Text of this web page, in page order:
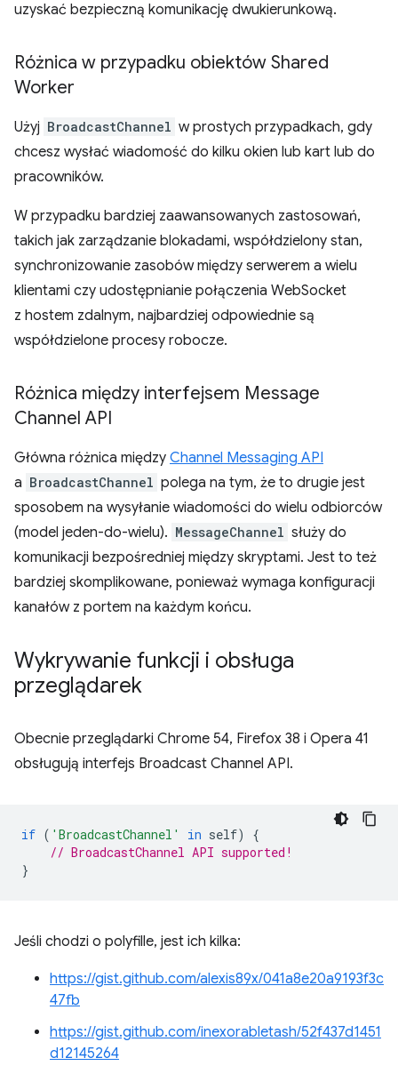
uzyskać bezpieczną komunikację dwukierunkową.
Różnica w przypadku obiektów Shared
Worker
Użyj BroadcastChannel w prostych przypadkach, gdy
chcesz wysłać wiadomość do kilku okien lub kart lub do
pracowników.
W przypadku bardziej zaawansowanych zastosowań,
takich jak zarządzanie blokadami, współdzielony stan,
synchronizowanie zasobów między serwerem a wielu
klientami czy udostępnianie połączenia WebSocket
z hostem zdalnym, najbardziej odpowiednie są
współdzielone procesy robocze.
Różnica między interfejsem Message
Channel API
Główna różnica między Channel Messaging API
a BroadcastChannel polega na tym, że to drugie jest
sposobem na wysyłanie wiadomości do wielu odbiorców
(model jeden-do-wielu). MessageChannel służy do
komunikacji bezpośredniej między skryptami. Jest to też
bardziej skomplikowane, ponieważ wymaga konfiguracji
kanałów z portem na każdym końcu.
Wykrywanie funkcji i obsługa
przeglądarek
Obecnie przeglądarki Chrome 54, Firefox 38 i Opera 41
obsługują interfejs Broadcast Channel API.
if ( 'BroadcastChannel' in self)
{
// BroadcastChannel API supported!
}
Jeśli chodzi o polyfille, jest ich kilka:
https://gist.github.com/alexis89x/041a8e20a9193f3c
47fb
https://gist.github.com/inexorabletash/52f437d1451
d12145264